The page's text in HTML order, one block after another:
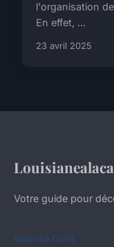
l'organisation
En effet, ...
23 avril 2025
Votre guide pour
NAVIGATION